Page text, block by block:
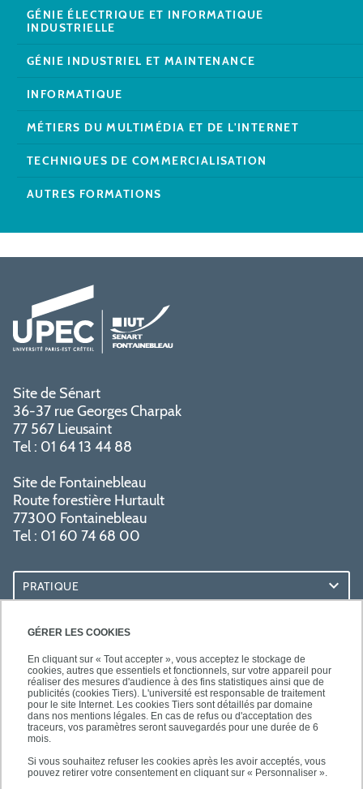
GÉRER LES COOKIES
En cliquant sur « Tout accepter », vous acceptez le stockage de
cookies, autres que essentiels et fonctionnels, sur votre appareil pour
réaliser des mesures d'audience à des fins statistiques ainsi que de
publicités (cookies Tiers). L'université est responsable de traitement
pour le site Internet. Les cookies Tiers sont détaillés par domaine
dans nos mentions légales. En cas de refus ou d'acceptation des
traceurs, vos paramètres seront sauvegardés pour une durée de 6
mois.
Si vous souhaitez refuser les cookies après les avoir acceptés, vous
pouvez retirer votre consentement en cliquant sur « Personnaliser ».
GÉNIE ÉLECTRIQUE ET INFORMATIQUE
INDUSTRIELLE
GÉNIE INDUSTRIEL ET MAINTENANCE
INFORMATIQUE
MÉTIERS DU MULTIMÉDIA ET DE L'INTERNET
TECHNIQUES DE COMMERCIALISATION
AUTRES FORMATIONS
Site de Sénart
36-37 rue Georges Charpak
77 567 Lieusaint
Tel : 01 64 13 44 88
Site de Fontainebleau
Route forestière Hurtault
77300 Fontainebleau
Tel : 01 60 74 68 00
PRATIQUE
RESSOURCES
SUIVEZ-NOUS